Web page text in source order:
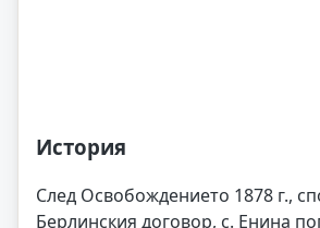
История
След Освобождението 1878 г.,
Берлинския договор, с. Енина